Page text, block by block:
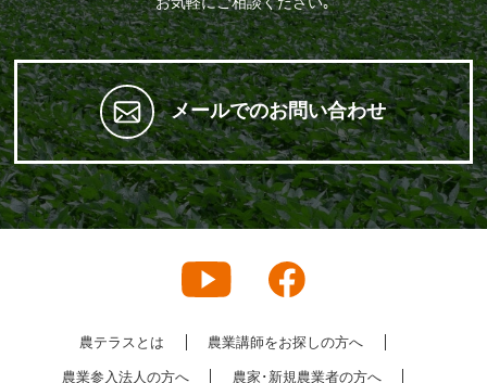
メールでのお問い合わせ
農テラスとは 農業講師をお探しの方へ
農業参入法人の方へ 農家･新規農業者の方へ